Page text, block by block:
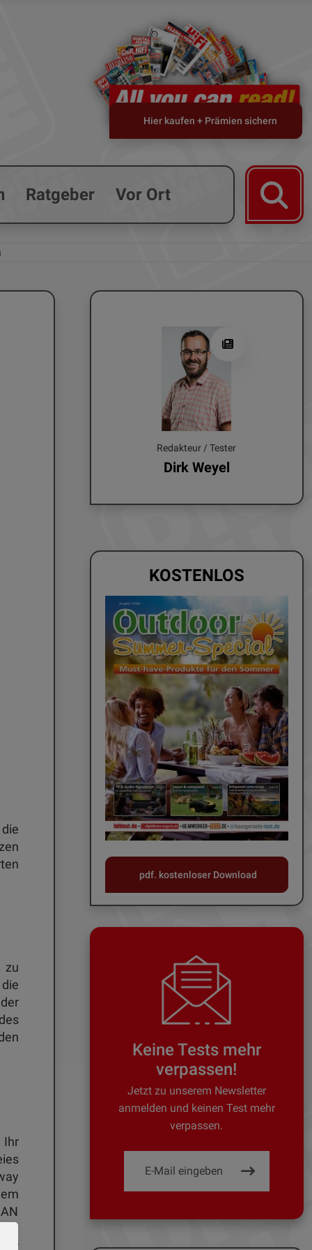
Hier kaufen + Prämien sichern
Ratgeber Vor Ort
zu
Ihr
Redakteur / Tester
Dirk Weyel
KOSTENLOS
pdf. kostenloser Download
Keine Tests mehr
verpassen!
Jetzt zu unserem Newsletter
anmelden und keinen Test mehr
verpassen.